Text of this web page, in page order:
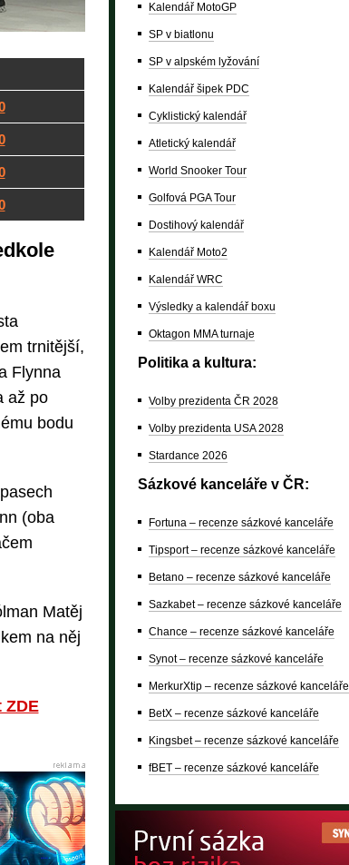
trnitější,
Flynna
až po
bodu
(oba
Matěj
na něj
ZDE
Kalendář MotoGP
SP v biatlonu
SP v alpském lyžování
Kalendář šipek PDC
Cyklistický kalendář
Atletický kalendář
World Snooker Tour
Golfová PGA Tour
Dostihový kalendář
Kalendář Moto2
Kalendář WRC
Výsledky a kalendář boxu
Oktagon MMA turnaje
Politika a kultura:
Volby prezidenta ČR 2028
Volby prezidenta USA 2028
Stardance 2026
Sázkové kanceláře v ČR:
Fortuna – recenze sázkové kanceláře
Tipsport – recenze sázkové kanceláře
Betano – recenze sázkové kanceláře
Sazkabet – recenze sázkové kanceláře
Chance – recenze sázkové kanceláře
Synot – recenze sázkové kanceláře
MerkurXtip – recenze sázkové kanceláře
BetX – recenze sázkové kanceláře
Kingsbet – recenze sázkové kanceláře
fBET – recenze sázkové kanceláře